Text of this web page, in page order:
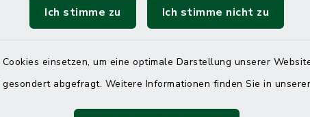
Ich stimme zu Ich stimme nicht zu
einsetzen, um eine optimale Darstellung unserer
abgefragt. Weitere Informationen finden Sie in
Donnerstag
08:00 Uhr – 12:00 Uhr
14:00 Uhr – 16:00 Uhr
08:00 Uhr – 12:00 Uhr